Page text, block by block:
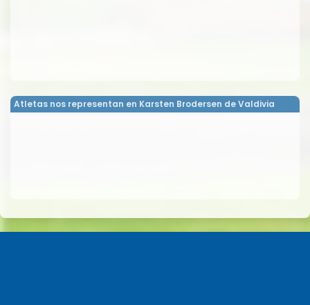
Atletas nos representan en Karsten Brodersen de Valdivia